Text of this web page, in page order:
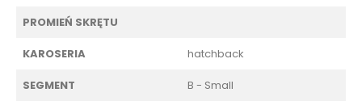
PROMIEŃ SKRĘTU
KAROSERIA hatchback
SEGMENT B - Small